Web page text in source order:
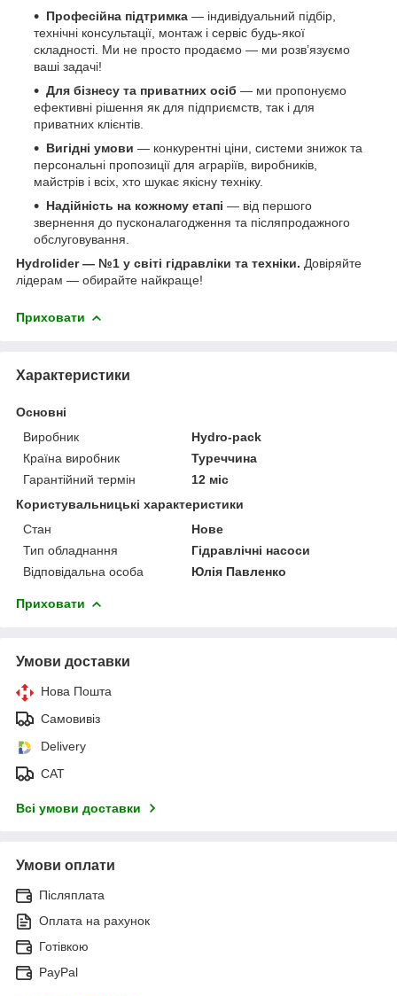
Професійна підтримка — індивідуальний підбір,
технічні консультації, монтаж і сервіс будь-якої
складності. Ми не просто продаємо — ми розв’язуємо
ваші задачі!
Для бізнесу та приватних осіб — ми пропонуємо
ефективні рішення як для підприємств, так і для
приватних клієнтів.
Вигідні умови — конкурентні ціни, системи знижок та
персональні пропозиції для аграріїв, виробників,
майстрів і всіх, хто шукає якісну техніку.
Надійність на кожному етапі — від першого
звернення до пусконалагодження та післяпродажного
обслуговування.
Hydrolider — №1 у світі гідравліки та техніки. Довіряйте
лідерам — обирайте найкраще!
Приховати
Характеристики
Основні
Виробник
Hydro-pack
Країна виробник
Туреччина
Гарантійний термін
12 міс
Користувальницькі характеристики
Стан
Нове
Тип обладнання
Гідравлічні насоси
Відповідальна особа
Юлія Павленко
Приховати
Умови доставки
Нова Пошта
Самовивіз
Delivery
САТ
Всі умови доставки
Умови оплати
Післяплата
Оплата на рахунок
Готівкою
PayPal